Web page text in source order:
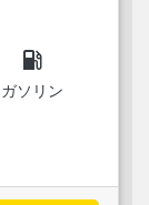
local_gas_station
ガソリン